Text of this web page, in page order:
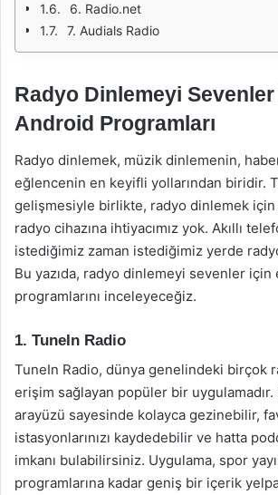
6. Radio.net
7. Audials Radio
Radyo Dinlemeyi
Android Programları
Radyo dinlemek, müzik dinlemenin,
eğlencenin en keyifli yollarından biridir.
gelişmesiyle birlikte, radyo dinlemek için
radyo cihazına ihtiyacımız yok. Akıllı
istediğimiz zaman istediğimiz yerde
Bu yazıda, radyo dinlemeyi sevenler için
programlarını inceleyeceğiz.
1. TuneIn Radio
TuneIn Radio, dünya genelindeki birçok
erişim sağlayan popüler bir uygulamadır.
arayüzü sayesinde kolayca gezinebilir,
istasyonlarınızı kaydedebilir ve hatta
imkanı bulabilirsiniz. Uygulama, spor
programlarına kadar geniş bir içerik